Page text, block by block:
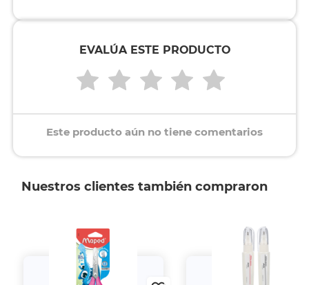
EVALÚA ESTE PRODUCTO
Este producto aún no tiene comentarios
Nuestros clientes también compraron